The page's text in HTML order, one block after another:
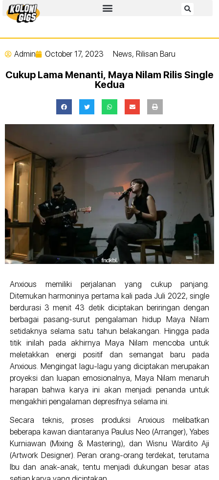
Admin October 17, 2023 News, Rilisan Baru
Cukup Lama Menanti, Maya Nilam Rilis Single
Kedua
Anxious memiliki perjalanan yang cukup panjang.
Ditemukan harmoninya pertama kali pada Juli 2022, single
berdurasi 3 menit 43 detik diciptakan beriringan dengan
berbagai pasang-surut pengalaman hidup Maya Nilam
setidaknya selama satu tahun belakangan. Hingga pada
titik inilah pada akhirnya Maya Nilam mencoba untuk
meletakkan energi positif dan semangat baru pada
Anxious. Mengingat lagu-lagu yang diciptakan merupakan
proyeksi dan luapan emosionalnya, Maya Nilam menaruh
harapan bahwa karya ini akan menjadi penanda untuk
mengakhiri pengalaman depresifnya selama ini.
Secara teknis, proses produksi Anxious melibatkan
beberapa kawan diantaranya Paulus Neo (Arranger), Yabes
Kurniawan (Mixing & Mastering), dan Wisnu Wardito Aji
(Artwork Designer). Peran orang-orang terdekat, terutama
Ibu dan anak-anak, tentu menjadi dukungan besar atas